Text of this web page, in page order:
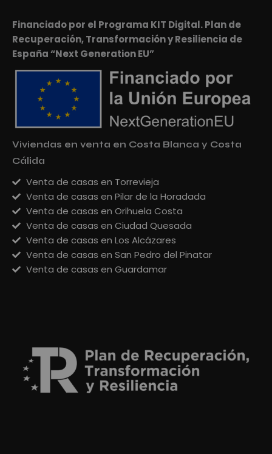
Financiado por el Programa KIT Digital. Plan de
Recuperación, Transformación y Resiliencia de
España “Next Generation EU”
Viviendas en venta en Costa Blanca y Costa
Cálida
Venta de casas en Torrevieja
Venta de casas en Pilar de la Horadada
Venta de casas en Orihuela Costa
Venta de casas en Ciudad Quesada
Venta de casas en Los Alcázares
Venta de casas en San Pedro del Pinatar
Venta de casas en Guardamar